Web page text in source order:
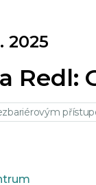
2025
Redl: